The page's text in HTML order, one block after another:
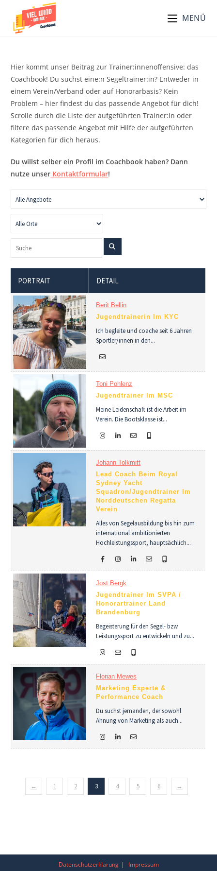
Inhalt
springen
MENÜ
Hier kommt unser Beitrag zur Trainer:innenoffensive: das
Coachbook! Du suchst eine:n Segeltrainer:in? Entweder in
einem Verein/Verband oder auf Honorarbasis? Kein
Problem – hier findest du das passende Angebot für dich!
Scrolle durch die Liste der aufgeführten Trainer:in oder
filtere das passende Angebot mit Hilfe der aufgeführten
Kategorien für dich heraus.
Du willst selber ein Profil im Coachbook haben? Dann
nutze unser Kontaktformular!
PORTRAIT DETAIL
Berit Bellin
Jugendtrainerin Im KYC
Ich begleite und coache seit 6 Jahren
Sportler/innen in den...
Toni Pohlenz
Jugendtrainer Im MSC
Meine Leidenschaft ist die Arbeit im
Verein. Die Bootsklasse ist...
Johann Tolkmitt
Lead Coach Beim Royal
Sydney Yacht
Squadron/Jugendtrainer Im
Norddeutschen Regatta
Verein
Alles von Segelausbildung bis hin zum
international ambitionierten
Hochleistungssport, hauptsächlich...
Jost Bergk
Jugendtrainer Im SVPA /
Honorartrainer Land
Brandenburg
Begeisterung für den Segel- bzw.
Leistungssport zu entwickeln und zu...
Florian Mewes
Marketing Experte &
Performance Coach
Du suchst jemanden, der sowohl
Ahnung von Marketing als auch...
← 1 2 3 4 5 6 →
Datenschutzerklärung Impressum